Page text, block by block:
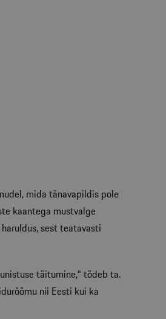
mida tänavapildis pole
kaantega mustvalge
sest teatavasti
täitumine,“ tõdeb ta.
nii Eesti kui ka